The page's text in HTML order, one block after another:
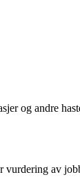
og andre
vurdering av